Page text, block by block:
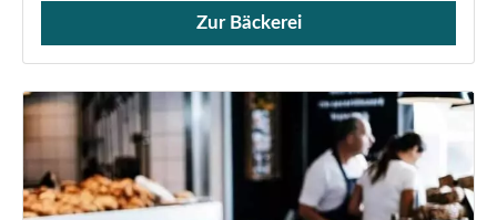
Verkauf von Brötchen,
Zur Bäckerei